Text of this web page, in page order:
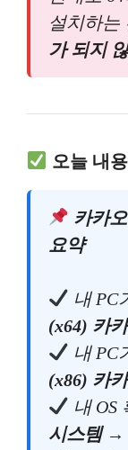
설치하는
가 되지
오늘 내
카카
요약
내 PC
(x64) 카
내 PC
(x86) 카
내 OS
시스템 →